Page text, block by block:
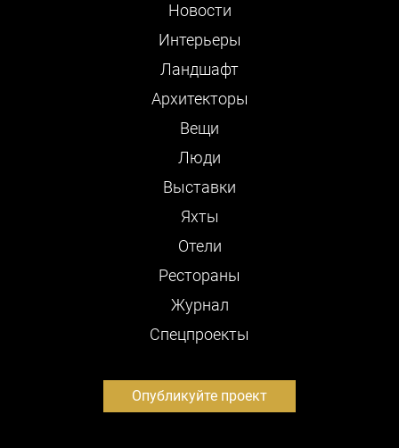
Новости
Интерьеры
Ландшафт
Архитекторы
Вещи
Люди
Выставки
Яхты
Отели
Рестораны
Журнал
Cпецпроекты
Опубликуйте проект